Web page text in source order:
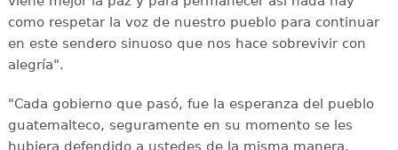
como respetar la voz de nuestro pueblo para continuar
en este sendero sinuoso que nos hace sobrevivir con
alegría".
"Cada gobierno que pasó, fue la esperanza del pueblo
guatemalteco, seguramente en su momento se les
hubiera defendido a ustedes de la misma manera.